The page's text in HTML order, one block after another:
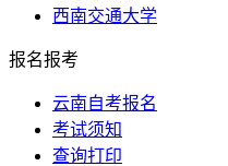
西南交通大学
报名报考
云南自考报名
考试须知
查询打印